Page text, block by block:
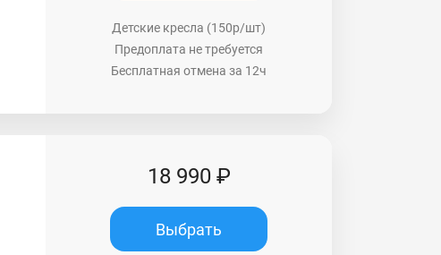
Детские кресла (150р/шт)
Предоплата не требуется
Бесплатная отмена за 12ч
18 990 ₽
Выбрать